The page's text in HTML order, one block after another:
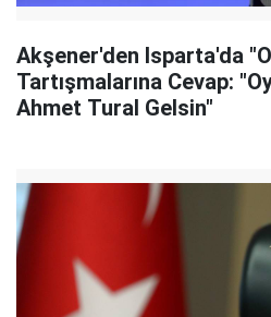
Akşener'den Isparta'da
Tartışmalarına Cevap:
Ahmet Tural Gelsin"